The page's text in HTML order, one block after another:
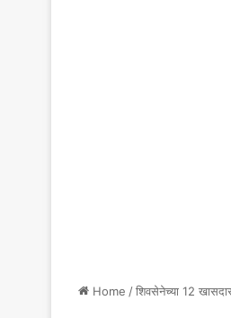
Home /शिवसेनेच्या 12